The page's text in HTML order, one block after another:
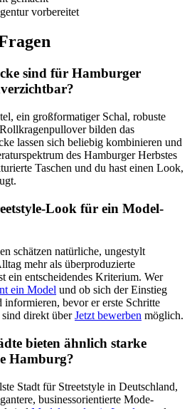
vorbereitet
sind für Hamburger
ein großformatiger Schal, robuste
bilden das
lassen sich beliebig kombinieren und
des Hamburger Herbstes
Taschen und du hast einen Look,
Look für ein Model-
schätzen natürliche, ungestylt
mehr als überproduzierte
ein entscheidendes Kriterium. Wer
ein Model und ob sich der Einstieg
informieren, bevor er erste Schritte
direkt überJetzt bewerben möglich.
bieten ähnlich starke
Hamburg?
Stadt für Streetstyle in Deutschland,
businessorientierte Mode-